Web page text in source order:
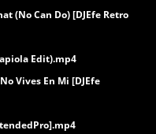
(No Can Do) [DJEfe Retro
Edit).mp4
Vives En Mi [DJEfe